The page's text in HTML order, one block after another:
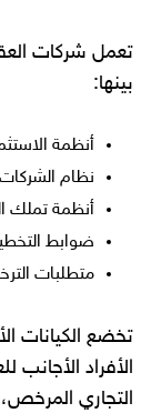
تعمل شركات
بينها:
أنظمة
نظام الشركات
أنظمة تملك
ضوابط
متطلبات
تخضع الكيانات
الأفراد
التجاري